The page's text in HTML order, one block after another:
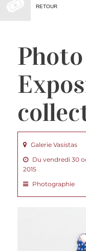
RETOUR
Galerie Vasistas
Du vendredi 30
2015
Photographie